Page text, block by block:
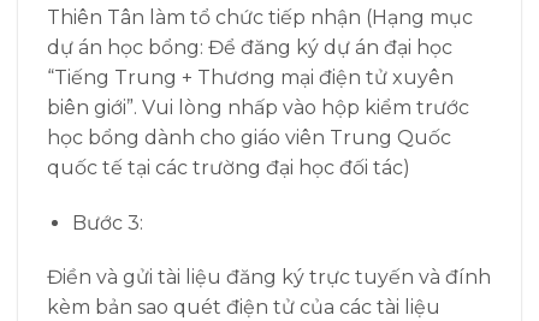
Thiên Tân làm tổ chức tiếp nhận (Hạng mục
dự án học bổng: Để đăng ký dự án đại học
“Tiếng Trung + Thương mại điện tử xuyên
biên giới”. Vui lòng nhấp vào hộp kiểm trước
học bổng dành cho giáo viên Trung Quốc
quốc tế tại các trường đại học đối tác)
Bước 3:
Điền và gửi tài liệu đăng ký trực tuyến và đính
kèm bản sao quét điện tử của các tài liệu